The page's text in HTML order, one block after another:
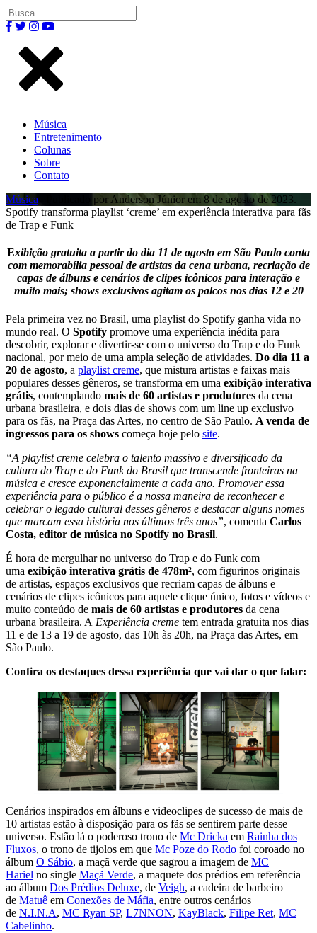
Música
Entretenimento
Colunas
Sobre
Contato
Música | Publicado por Anderson Júnior em 8 de agosto de 2023.
Spotify transforma playlist ‘creme’ em experiência interativa para fãs
de Trap e Funk
Exibição gratuita a partir do dia 11 de agosto em São Paulo conta
com memorabília pessoal de artistas da cena urbana, recriação de
capas de álbuns e cenários de clipes icônicos para interação e
muito mais; shows exclusivos agitam os palcos nos dias 12 e 20
Pela primeira vez no Brasil, uma playlist do Spotify ganha vida no
mundo real. O Spotify promove uma experiência inédita para
descobrir, explorar e divertir-se com o universo do Trap e do Funk
nacional, por meio de uma ampla seleção de atividades. Do dia 11 a
20 de agosto, a playlist creme, que mistura artistas e faixas mais
populares desses gêneros, se transforma em uma exibição interativa
grátis, contemplando mais de 60 artistas e produtores da cena
urbana brasileira, e dois dias de shows com um line up exclusivo
para os fãs, na Praça das Artes, no centro de São Paulo. A venda de
ingressos para os shows começa hoje pelo site.
“A playlist creme celebra o talento massivo e diversificado da
cultura do Trap e do Funk do Brasil que transcende fronteiras na
música e cresce exponencialmente a cada ano. Promover essa
experiência para o público é a nossa maneira de reconhecer e
celebrar o legado cultural desses gêneros e destacar alguns nomes
que marcam essa história nos últimos três anos”, comenta Carlos
Costa, editor de música no Spotify no Brasil.
É hora de mergulhar no universo do Trap e do Funk com
uma exibição interativa grátis de 478m², com figurinos originais
de artistas, espaços exclusivos que recriam capas de álbuns e
cenários de clipes icônicos para aquele clique único, fotos e vídeos e
muito conteúdo de mais de 60 artistas e produtores da cena
urbana brasileira. A Experiência creme tem entrada gratuita nos dias
11 e de 13 a 19 de agosto, das 10h às 20h, na Praça das Artes, em
São Paulo.
Confira os destaques dessa experiência que vai dar o que falar:
Cenários inspirados em álbuns e videoclipes de sucesso de mais de
10 artistas estão à disposição para os fãs se sentirem parte desse
universo. Estão lá o poderoso trono de Mc Dricka em Rainha dos
Fluxos, o trono de tijolos em que Mc Poze do Rodo foi coroado no
álbum O Sábio, a maçã verde que sagrou a imagem de MC
Hariel no single Maçã Verde, a maquete dos prédios em referência
ao álbum Dos Prédios Deluxe, de Veigh, a cadeira de barbeiro
de Matuê em Conexões de Máfia, entre outros cenários
de N.I.N.A, MC Ryan SP, L7NNON, KayBlack, Filipe Ret, MC
Cabelinho.